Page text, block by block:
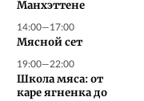
Манхэттене
14:00—17:00
Мясной сет
19:00—22:00
Школа мяса: от
каре ягненка до